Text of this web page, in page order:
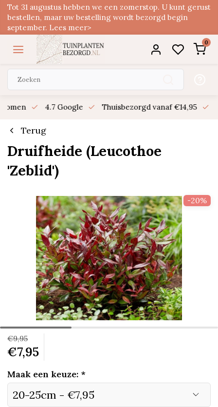
Tot 31 augustus hebben we een zomerstop. U kunt gerust
bestellen, maar uw bestelling wordt bezorgd begin
september. Lees meer>
0
4.7 Google Thuisbezorgd vanaf €14,95
Terug
Druifheide (Leucothoe
'Zeblid')
-20%
€9,95
€7,95
Maak een keuze: *